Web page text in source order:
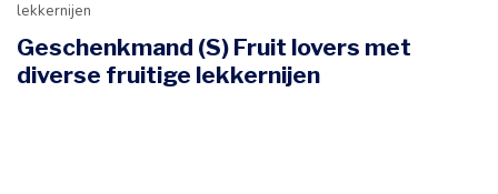
lekkernijen
Geschenkmand (S) Fruit lovers met
diverse fruitige lekkernijen